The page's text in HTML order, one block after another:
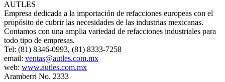
AUTLES
Empresa dedicada a la importación de refacciones europeas con el
propósito de cubrir las necesidades de las industrias mexicanas.
Contamos con una amplia variedad de refacciones industriales para
todo tipo de empresas.
Tel: (81) 8346-0993, (81) 8333-7258
email: ventas@autles.com.mx
web: www.autles.com.mx
Aramberri No. 2333